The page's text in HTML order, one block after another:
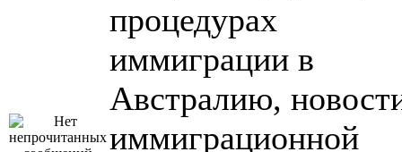
процедурах
иммиграции в
Австралию,
иммиграционной